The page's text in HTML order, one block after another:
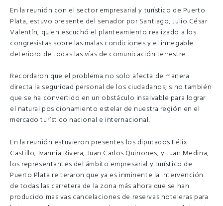
En la reunión con el sector empresarial y turístico de Puerto
Plata, estuvo presente del senador por Santiago, Julio César
Valentín, quien escuchó el planteamiento realizado a los
congresistas sobre las malas condiciones y el innegable
deterioro de todas las vías de comunicación terrestre.
Recordaron que el problema no solo afecta de manera
directa la seguridad personal de los ciudadanos, sino también
que se ha convertido en un obstáculo insalvable para lograr
el natural posicionamiento estelar de nuestra región en el
mercado turístico nacional e internacional.
En la reunión estuvieron presentes los diputados Félix
Castillo, Ivannia Rivera, Juan Carlos Quiñones, y Juan Medina,
los representantes del ámbito empresarial y turístico de
Puerto Plata reiteraron que ya es inminente la intervención
de todas las carretera de la zona más ahora que se han
producido masivas cancelaciones de reservas hoteleras para